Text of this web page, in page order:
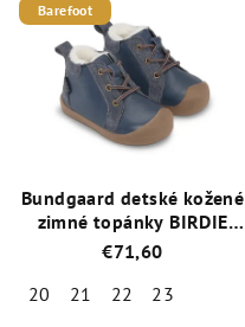
5,0
z
5
hviezdičiek.
Barefoot
Bundgaard detské kožené
zimné topánky BIRDIE
TEX BG303305-545
€71,60
20
21 22
23